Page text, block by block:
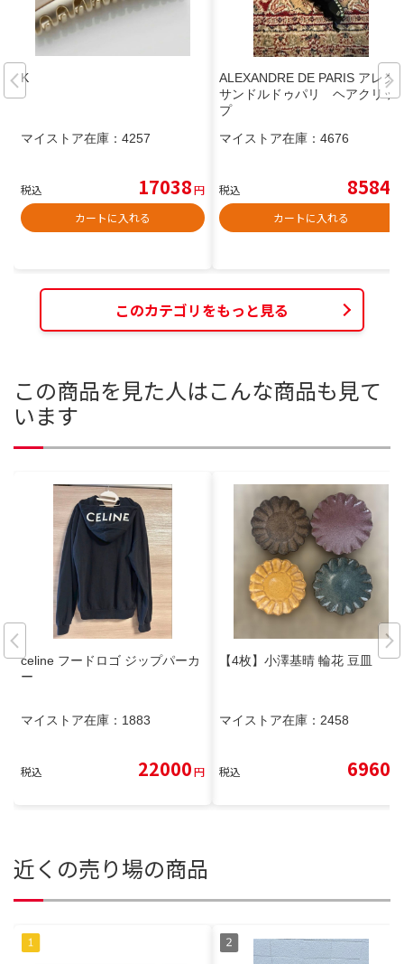
K
マイストア在庫： 4257
税込 17038円
カートに入れる
ALEXANDRE DE PARIS アレク
サンドルドゥパリ ヘアクリッ
プ
マイストア在庫： 4676
税込 8584
カートに入れる
このカテゴリをもっと見る
この商品を見た人はこんな商品も見て
います
celine フードロゴ ジップパーカ
ー
マイストア在庫： 1883
税込 22000円
【4枚】小澤基晴 輪花 豆皿
マイストア在庫： 2458
税込 6960
近くの売り場の商品